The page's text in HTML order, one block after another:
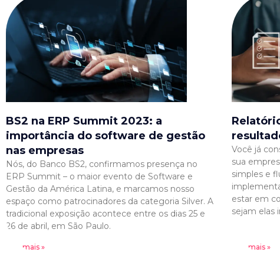
BS2 na ERP Summit 2023: a
importância do software de gestão
nas empresas
Nós, do Banco BS2, confirmamos presença no
ERP Summit – o maior evento de Software e
Gestão da América Latina, e marcamos nosso
espaço como patrocinadores da categoria Silver. A
tradicional exposição acontece entre os dias 25 e
26 de abril, em São Paulo.
Leia mais »
Você já
sua
simples e
estar em
sejam elas
Leia mais »